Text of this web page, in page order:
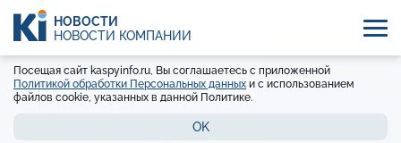
НОВОСТИ
НОВОСТИ КОМПАНИЙ
Посещая сайт kaspyinfo.ru, Вы соглашаетесь с приложенной
Политикой обработки Персональных данных и с использованием
файлов cookie, указанных в данной Политике.
OK